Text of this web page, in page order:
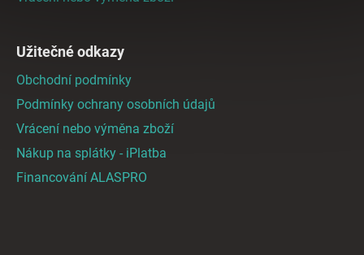
Užitečné odkazy
Obchodní podmínky
Podmínky ochrany osobních údajů
Vrácení nebo výměna zboží
Nákup na splátky - iPlatba
Financování ALASPRO